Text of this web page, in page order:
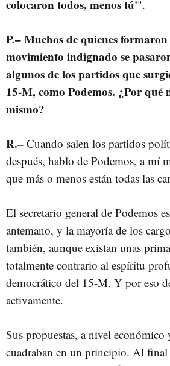
colocaron todos, menos tú'".
P.– Muchos de quienes
movimiento indignado se
algunos de los partidos que
15-M, como Podemos. ¿Por qué
mismo?
R.– Cuando salen los partidos
después, hablo de Podemos, a mí
que más o menos están todas las
El secretario general de Podemos
antemano, y la mayoría de los
también, aunque existan unas
totalmente contrario al espíritu
democrático del 15-M. Y por eso
activamente.
Sus propuestas, a nivel
cuadraban en un principio. Al final